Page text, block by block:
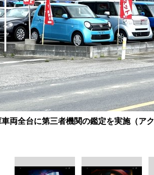
両全台に第三者機関の鑑定を実施（ア